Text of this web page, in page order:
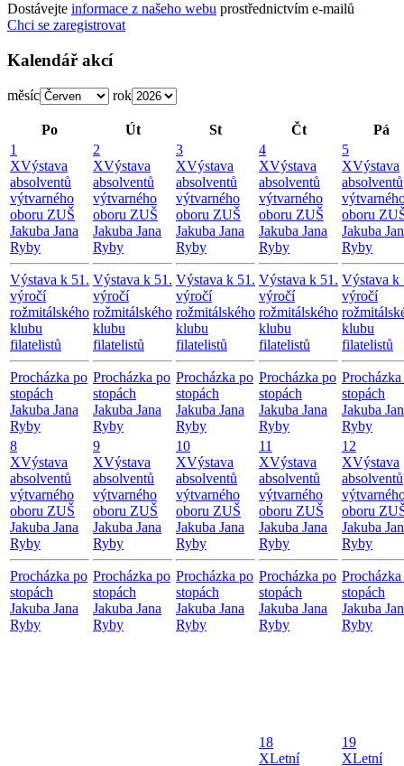
Dostávejte informace z našeho webu prostřednictvím e-mailů
Chci se zaregistrovat
Kalendář akcí
měsíc rok
Po Út St Čt
Pá
1
XVýstava
absolventů
výtvarného
oboru ZUŠ
Jakuba Jana
Ryby
Výstava k 51.
výročí
rožmitálského
klubu
filatelistů
Procházka po
stopách
Jakuba Jana
Ryby
2
XVýstava
absolventů
výtvarného
oboru ZUŠ
Jakuba Jana
Ryby
Výstava k 51.
výročí
rožmitálského
klubu
filatelistů
Procházka po
stopách
Jakuba Jana
Ryby
3
XVýstava
absolventů
výtvarného
oboru ZUŠ
Jakuba Jana
Ryby
Výstava k 51.
výročí
rožmitálského
klubu
filatelistů
Procházka po
stopách
Jakuba Jana
Ryby
4
XVýstava
absolventů
výtvarného
oboru ZUŠ
Jakuba Jana
Ryby
Výstava k 51.
výročí
rožmitálského
klubu
filatelistů
Procházka po
stopách
Jakuba Jana
Ryby
5
XVýstava
absolventů
oboru
Jakuba
Ryby
Výstava k
výročí
klubu
filatelistů
stopách
Jakuba
Ryby
8
XVýstava
absolventů
výtvarného
oboru ZUŠ
Jakuba Jana
Ryby
Procházka po
stopách
Jakuba Jana
Ryby
9
XVýstava
absolventů
výtvarného
oboru ZUŠ
Jakuba Jana
Ryby
Procházka po
stopách
Jakuba Jana
Ryby
10
XVýstava
absolventů
výtvarného
oboru ZUŠ
Jakuba Jana
Ryby
Procházka po
stopách
Jakuba Jana
Ryby
11
XVýstava
absolventů
výtvarného
oboru ZUŠ
Jakuba Jana
Ryby
Procházka po
stopách
Jakuba Jana
Ryby
12
XVýstava
absolventů
oboru
Jakuba
Ryby
stopách
Jakuba
Ryby
18
XLetní
19
XLetní